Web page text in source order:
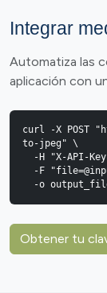
Integrar
Automatiza las
aplicación con
curl -X POST
to-jpeg" \
-o
Obtener tu